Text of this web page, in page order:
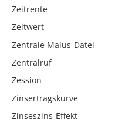
Zeitrente
Zeitwert
Zentrale Malus-Datei
Zentralruf
Zession
Zinsertragskurve
Zinseszins-Effekt